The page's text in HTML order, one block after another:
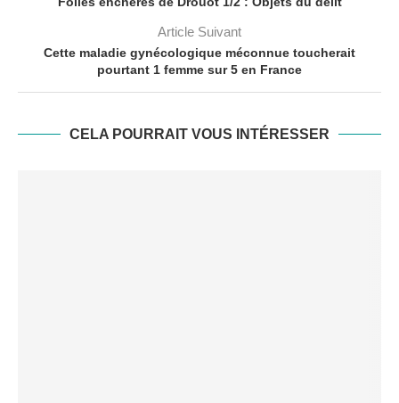
Article Suivant
Cette maladie gynécologique méconnue toucherait
pourtant 1 femme sur 5 en France
CELA POURRAIT VOUS INTÉRESSER